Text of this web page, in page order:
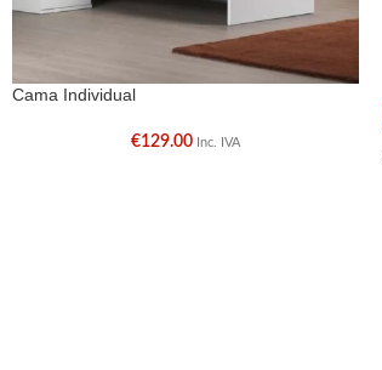
Cama Individual
€129.00 Inc. IVA